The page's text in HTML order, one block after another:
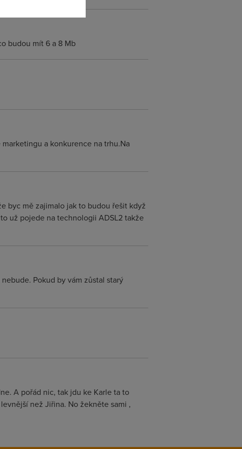
budou mít 6 a 8 Mb
a konkurence na trhu.Na
byc mě zajimalo jak to budou řešit když
už pojede na technologii ADSL2 takže
Pokud by vám zůstal starý
A pořád nic, tak jdu ke Karle ta to
než Jiřina. No žekněte sami ,